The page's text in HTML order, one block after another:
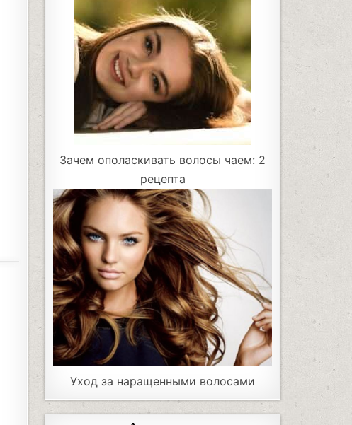
Зачем ополаскивать волосы чаем: 2
рецепта
Уход за наращенными волосами